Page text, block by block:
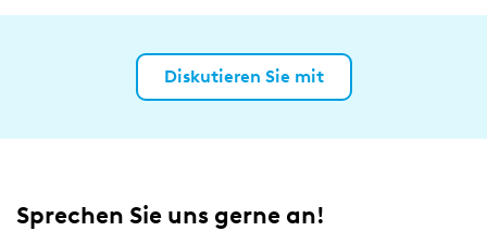
Diskutieren Sie mit
Sprechen Sie uns gerne an!